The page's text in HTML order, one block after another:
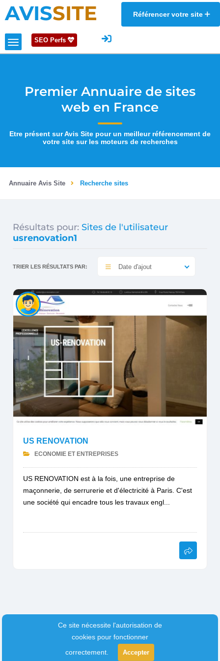
AVISSITE Référencer votre site
SEO Perfs
Premier Annuaire de sites
web en France
Etre présent sur Avis Site pour un meilleur référencement de
votre site sur les moteurs de recherches
Annuaire Avis Site Recherche sites
Résultats pour: Sites de l'utilisateur
usrenovation1
TRIER LES RÉSULTATS PAR: Date d'ajout
US RENOVATION
ECONOMIE ET ENTREPRISES
US RENOVATION est à la fois, une entreprise de
maçonnerie, de serrurerie et d'électricité à Paris. C'est
une société qui encadre tous les travaux engl...
Ce site nécessite l'autorisation de
cookies pour fonctionner
correctement.
Accepter